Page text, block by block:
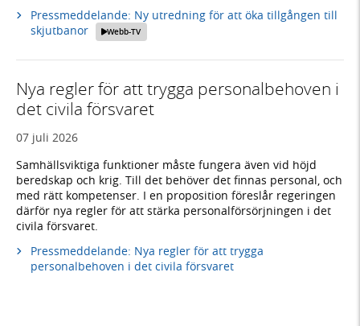
Pressmeddelande: Ny utredning för att öka tillgången till
skjutbanor
Webb-TV
Nya regler för att trygga personalbehoven i
det civila försvaret
07 juli 2026
Samhällsviktiga funktioner måste fungera även vid höjd
beredskap och krig. Till det behöver det finnas personal, och
med rätt kompetenser. I en proposition föreslår regeringen
därför nya regler för att stärka personalförsörjningen i det
civila försvaret.
Pressmeddelande: Nya regler för att trygga
personalbehoven i det civila försvaret